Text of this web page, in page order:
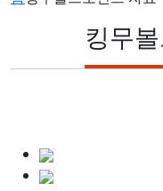
킹무